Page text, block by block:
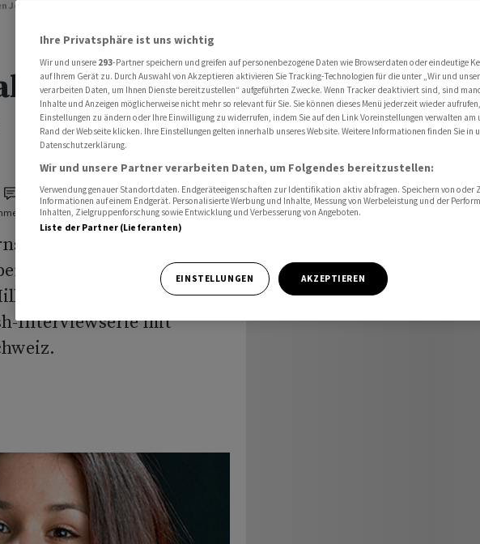
Job kriegen»
soll den
aus
die Frauenquote denkt
Franken tun würde,
Interviewserie mit
Ihre Privatsphäre ist uns wichtig
Wir und unsere 293-Partner speichern und greifen auf personenbezogene Daten wie Browserdaten oder eindeutige
auf Ihrem Gerät zu. Durch Auswahl von Akzeptieren aktivieren Sie Tracking-Technologien für die unter „Wir und
verarbeiten Daten, um Ihnen Dienste bereitzustellen“ aufgeführten Zwecke. Wenn Tracker deaktiviert sind, sind
Inhalte und Anzeigen möglicherweise nicht mehr so relevant für Sie. Sie können dieses Menü jederzeit wieder
Einstellungen zu ändern oder Ihre Einwilligung zu widerrufen, indem Sie auf den Link Voreinstellungen verwalten am
Rand der Webseite klicken. Ihre Einstellungen gelten innerhalb unseres Website. Weitere Informationen finden Sie in
Datenschutzerklärung.
Wir und unsere Partner verarbeiten Daten, um Folgendes bereitzustellen:
Verwendung genauer Standortdaten. Endgeräteeigenschaften zur Identifikation aktiv abfragen. Speichern von oder
Informationen auf einem Endgerät. Personalisierte Werbung und Inhalte, Messung von Werbeleistung und der
Inhalten, Zielgruppenforschung sowie Entwicklung und Verbesserung von Angeboten.
Liste der Partner (Lieferanten)
EINSTELLUNGEN AKZEPTIEREN